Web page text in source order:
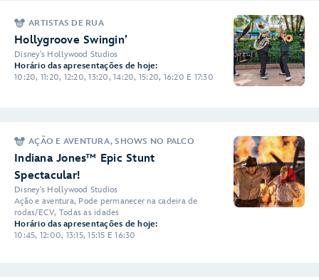
ARTISTAS DE RUA
Hollygroove Swingin’
Disney's Hollywood Studios
Horário das apresentações de hoje:
10:20, 11:20, 12:20, 13:20, 14:20, 15:20, 16:20 E 17:30
AÇÃO E AVENTURA, SHOWS NO PALCO
Indiana Jones™ Epic Stunt
Spectacular!
Disney's Hollywood Studios
Ação e aventura, Pode permanecer na cadeira de
rodas/ECV, Todas as idades
Horário das apresentações de hoje:
10:45, 12:00, 13:15, 15:15 E 16:30